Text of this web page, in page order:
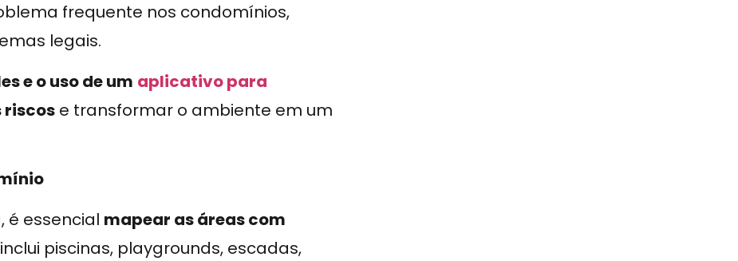
frequente nos condomínios,
legais.
e o uso de um aplicativo para
riscos e transformar o ambiente em um
é essencial mapear as áreas com
inclui piscinas, playgrounds, escadas,